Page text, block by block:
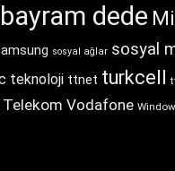
dede
sosyal ağlar sosyal
teknoloji ttnet turkcell
Vodafone